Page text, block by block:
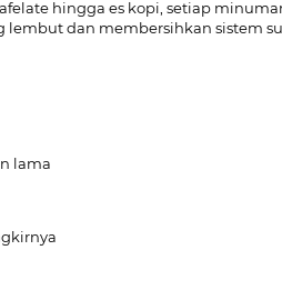
hingga es kopi, setiap
dan membersihkan sistem
lama